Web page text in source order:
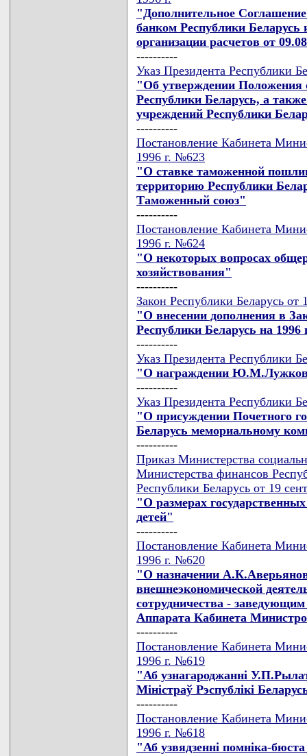
"Дополнительное
банком Республики
организации расчетов от
----------
Указ Президента Республики
"Об утверждении Положения
Республики Беларусь, а
учреждений Республики
----------
Постановление Кабинета
1996 г. №623
"О ставке таможенной
территорию Республики
Таможенный союз"
----------
Постановление Кабинета
1996 г. №624
"О некоторых вопросах
хозяйствования"
----------
Закон Республики Беларусь
"О внесении дополнения в
Республики Беларусь на 1996
----------
Указ Президента Республики
"О награждении
----------
Указ Президента Республики
"О присуждении Почетного
Беларусь мемориальному
----------
Приказ Министерства
Министерства финансов
Республики Беларусь от 19
"О размерах
детей"
----------
Постановление Кабинета
1996 г. №620
"О назначении
внешнеэкономической
сотрудничества -
Аппарата Кабинета
----------
Постановление Кабинета
1996 г. №619
"Аб узнагароджаннi
Мiнiстраў Рэспублiкi
----------
Постановление Кабинета
1996 г. №618
"Аб узвядзеннi помнiка-